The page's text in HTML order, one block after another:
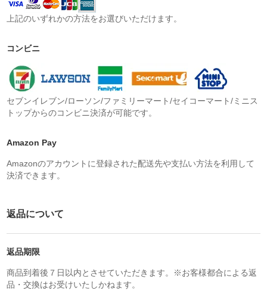
上記のいずれかの方法をお選びいただけます。
コンビニ
セブンイレブン/ローソン/ファミリーマート/セイコーマート/ミニス
トップからのコンビニ決済が可能です。
Amazon Pay
Amazonのアカウントに登録された配送先や支払い方法を利用して
決済できます。
返品について
返品期限
商品到着後７日以内とさせていただきます。※お客様都合による返
品・交換はお受けいたしかねます。